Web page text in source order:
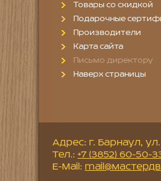
Товары со скидкой
Подарочные
Производители
Карта сайта
Письмо директору
Наверх страницы
Адрес: г. Барнаул, ул.
Тел.: +7 (3852) 60-50-
E-Mail: